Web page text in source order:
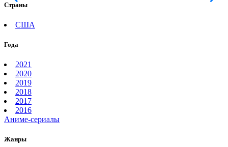
Страны
США
Года
2021
2020
2019
2018
2017
2016
Аниме-сериалы
Жанры